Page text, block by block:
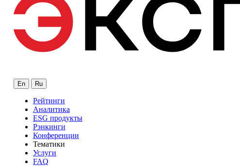
En Ru
Рейтинги
Аналитика
ESG продукты
Рэнкинги
Конференции
Тематики
Услуги
FAQ